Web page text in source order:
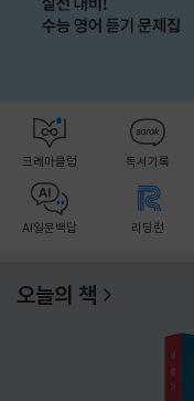
크레마클럽 독서기록
AI일문백답 리딩런
오늘의 책